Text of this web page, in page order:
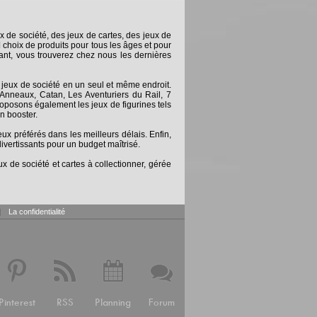
de société, des jeux de cartes, des jeux de
de produits pour tous les âges et pour
vous trouverez chez nous les dernières
de société en un seul et même endroit.
Catan, Les Aventuriers du Rail, 7
également les jeux de figurines tels
booster.
préférés dans les meilleurs délais. Enfin,
pour un budget maîtrisé.
de société et cartes à collectionner, gérée
| La confidentialité
Pinterest RSS Planning Forum